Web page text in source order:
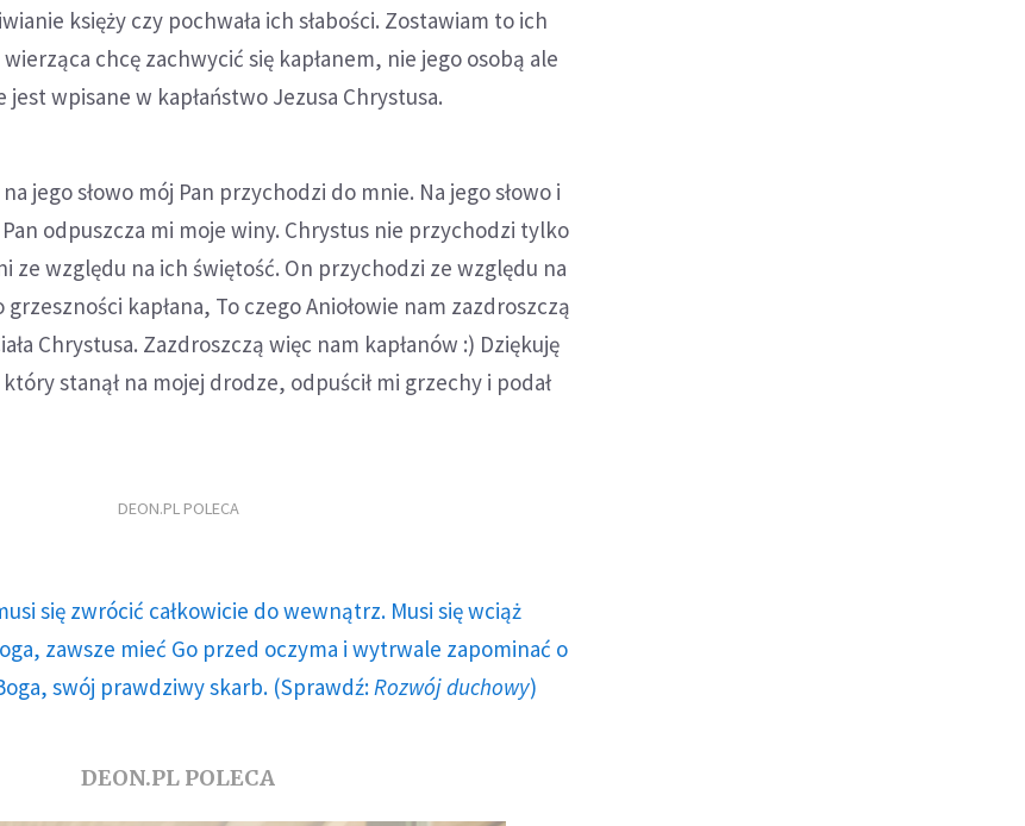
księży czy pochwała ich słabości. Zostawiam to ich
chcę zachwycić się kapłanem, nie jego osobą ale
wpisane w kapłaństwo Jezusa Chrystusa.
jego słowo mój Pan przychodzi do mnie. Na jego słowo i
odpuszcza mi moje winy. Chrystus nie przychodzi tylko
ze względu na ich świętość. On przychodzi ze względu na
kapłana, To czego Aniołowie nam zazdroszczą
Chrystusa. Zazdroszczą więc nam kapłanów :) Dziękuję
stanął na mojej drodze, odpuścił mi grzechy i podał
DEON.PL POLECA
się zwrócić całkowicie do wewnątrz. Musi się wciąż
zawsze mieć Go przed oczyma i wytrwale zapominać o
swój prawdziwy skarb. (Sprawdź: Rozwój duchowy)
DEON.PL POLECA